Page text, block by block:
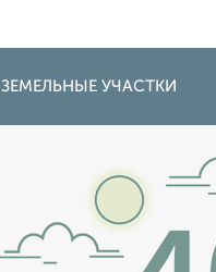
ЗЕМЕЛЬНЫЕ УЧАСТКИ